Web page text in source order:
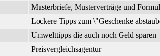
Musterbriefe, Musterverträge und
Lockere Tipps zum \"Geschenke
Umwelttipps die auch noch Geld sparen
Preisvergleichsagentur